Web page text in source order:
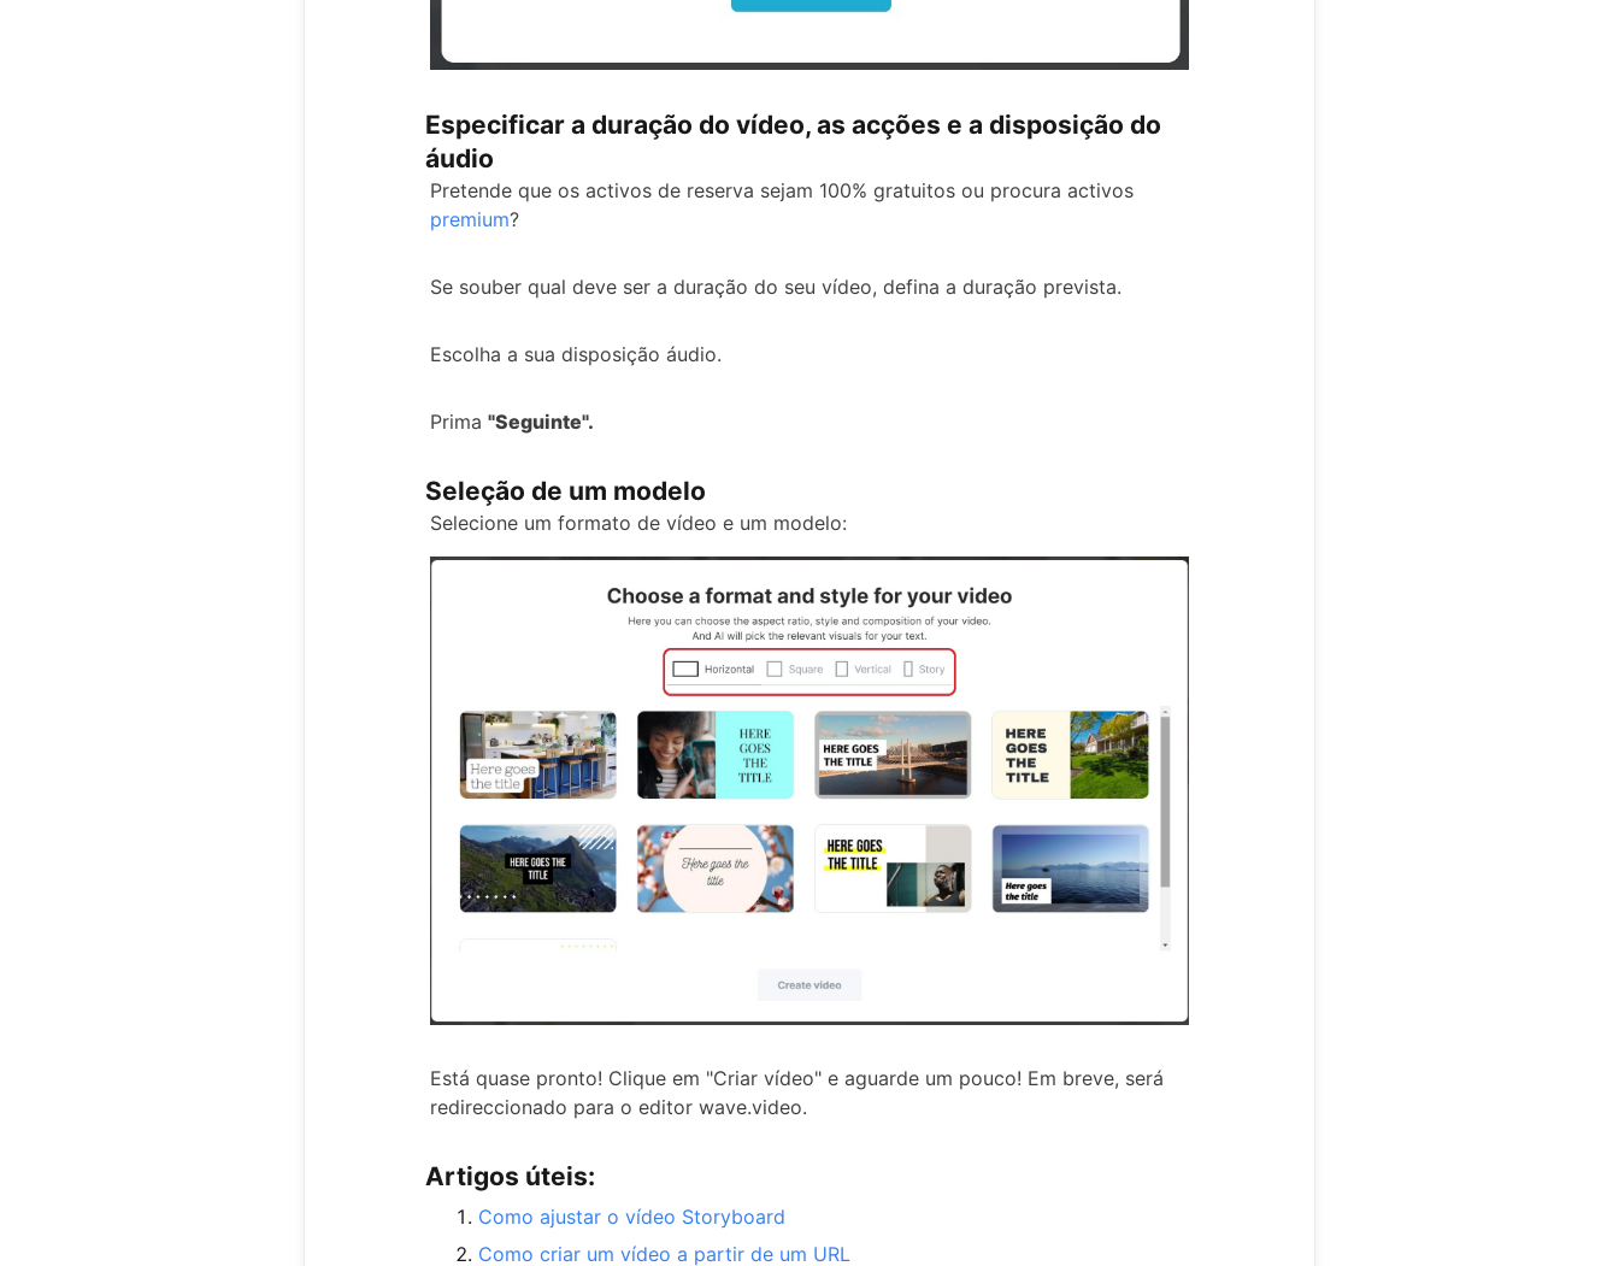
Especificar a duração do vídeo, as acções e a disposição do
áudio
Pretende que os activos de reserva sejam 100% gratuitos ou procura activos
premium?
Se souber qual deve ser a duração do seu vídeo, defina a duração prevista.
Escolha a sua disposição áudio.
Prima "Seguinte".
Seleção de um modelo
Selecione um formato de vídeo e um modelo:
Está quase pronto! Clique em "Criar vídeo" e aguarde um pouco! Em breve, será
redireccionado para o editor wave.video.
Artigos úteis:
Como ajustar o vídeo Storyboard
Como criar um vídeo a partir de um URL